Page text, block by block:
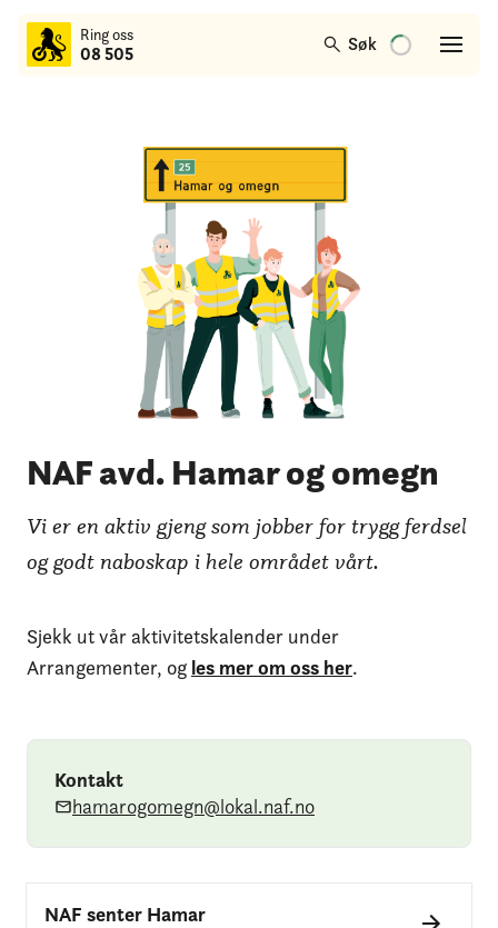
Ring oss
08 505 Søk
hovedinnhold
NAF avd. Hamar og omegn
Vi er en aktiv gjeng som jobber for trygg ferdsel
og godt naboskap i hele området vårt.
Sjekk ut vår aktivitetskalender under
Arrangementer, og les mer om oss her.
Kontakt
hamarogomegn@lokal.naf.no
NAF senter Hamar